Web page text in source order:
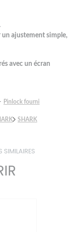
ajustement simple,
avec un écran
Pinlock fourni
SHARK
SIMILAIRES